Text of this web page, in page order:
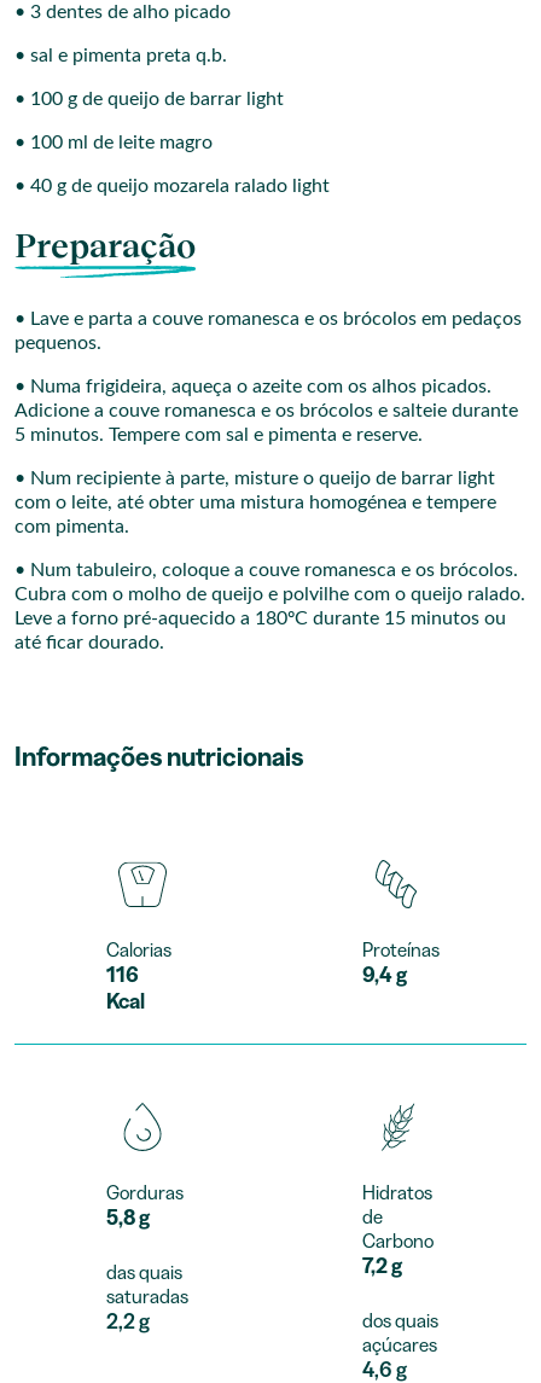
• 3 dentes de alho picado
• sal e pimenta preta q.b.
• 100 g de queijo de barrar light
• 100 ml de leite magro
• 40 g de queijo mozarela ralado light
Preparação
• Lave e parta a couve romanesca e os brócolos em pedaços
pequenos.
• Numa frigideira, aqueça o azeite com os alhos picados.
Adicione a couve romanesca e os brócolos e salteie durante
5 minutos. Tempere com sal e pimenta e reserve.
• Num recipiente à parte, misture o queijo de barrar light
com o leite, até obter uma mistura homogénea e tempere
com pimenta.
• Num tabuleiro, coloque a couve romanesca e os brócolos.
Cubra com o molho de queijo e polvilhe com o queijo ralado.
Leve a forno pré-aquecido a 180ºC durante 15 minutos ou
até ficar dourado.
Informações nutricionais
Calorias
116
Kcal
Proteínas
9,4 g
Gorduras
5,8 g
das quais
saturadas
2,2 g
Hidratos
de
Carbono
7,2 g
dos quais
açúcares
4,6 g